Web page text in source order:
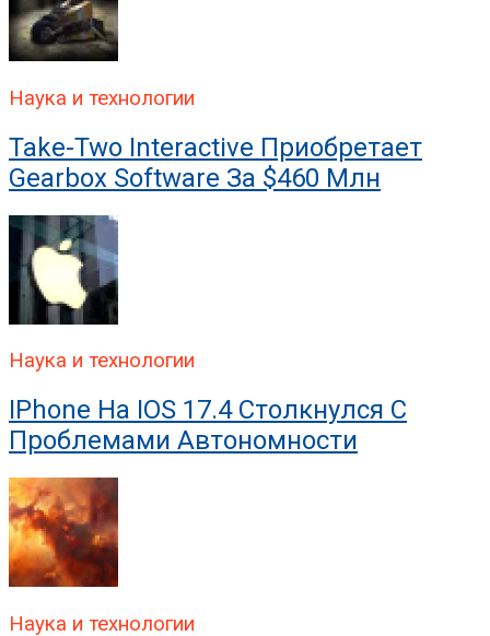
Наука и технологии
Take-Two Interactive Приобретает
Gearbox Software За $460 Млн
Наука и технологии
IPhone На IOS 17.4 Столкнулся С
Проблемами Автономности
Наука и технологии